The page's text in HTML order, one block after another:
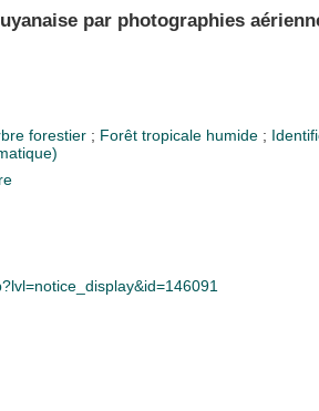
par photographies
forestier ; Forêt tropicale humide ;